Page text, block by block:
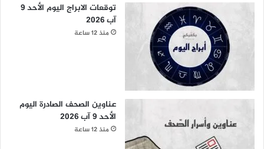
توقعات الابراج اليوم الأحد 9
آب 2026
منذ 12 ساعة
عناوين الصحف الصادرة اليوم
الأحد 9 آب 2026
منذ 12 ساعة